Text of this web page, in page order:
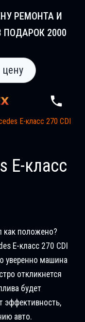
РЕМОНТА И
ПОДАРОК 2000
цену
E-класс 270 CDI
E-класс
как положено?
E-класс 270 CDI
уверенно машина
откликнется
будет
эффективность,
авто.